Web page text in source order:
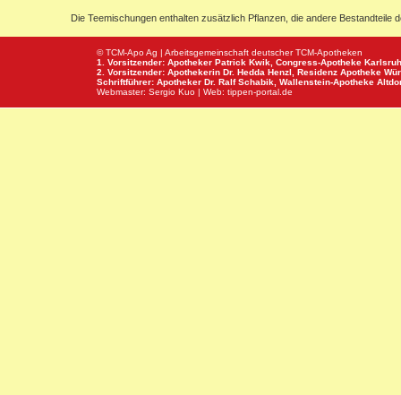
Die Teemischungen enthalten zusätzlich Pflanzen, die andere
© TCM-Apo Ag | Arbeitsgemeinschaft deutscher TCM-Apotheken
1. Vorsitzender: Apotheker Patrick Kwik, Congress-Apotheke
2. Vorsitzender: Apothekerin Dr. Hedda Henzl, Residenz Apotheke
Schriftführer: Apotheker Dr. Ralf Schabik, Wallenstein-Apotheke
Webmaster: Sergio Kuo | Web: tippen-portal.de